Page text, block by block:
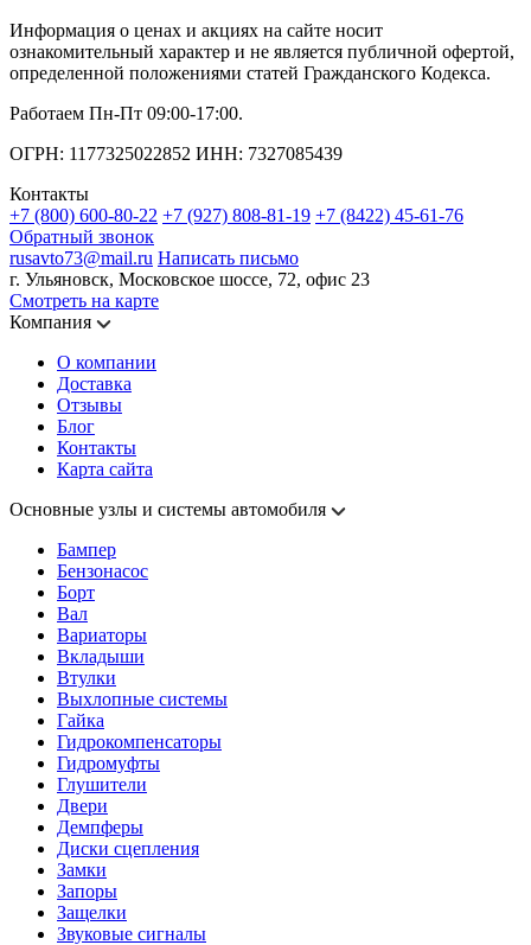
Информация о ценах и акциях на сайте носит
ознакомительный характер и не является публичной офертой,
определенной положениями статей Гражданского Кодекса.
Работаем Пн-Пт 09:00-17:00.
ОГРН: 1177325022852 ИНН: 7327085439
Контакты
+7 (800) 600-80-22 +7 (927) 808-81-19 +7 (8422) 45-61-76
Обратный звонок
rusavto73@mail.ru Написать письмо
г. Ульяновск, Московское шоссе, 72, офис 23
Смотреть на карте
Компания
О компании
Доставка
Отзывы
Блог
Контакты
Карта сайта
Основные узлы и системы автомобиля
Бампер
Бензонасос
Борт
Вал
Вариаторы
Вкладыши
Втулки
Выхлопные системы
Гайка
Гидрокомпенсаторы
Гидромуфты
Глушители
Двери
Демпферы
Диски сцепления
Замки
Запоры
Защелки
Звуковые сигналы